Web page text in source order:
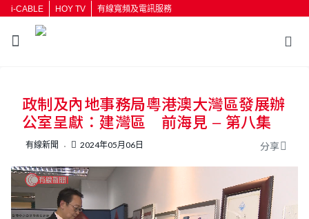
i-CABLE HOY TV 有線寬頻及電訊服務
按輸入鍵開始搜尋
政制及內地事務局粵港澳大灣區發展辦
公室呈獻：建灣區 前海見 – 第八集
有線新聞 2024年05月06日 分享